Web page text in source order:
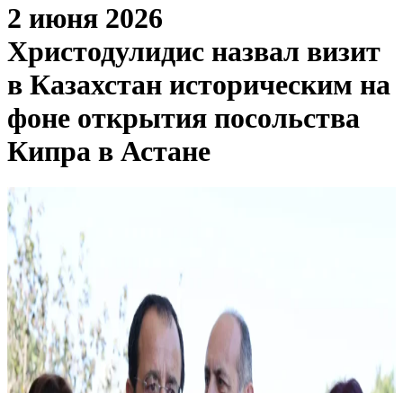
2 июня 2026
Христодулидис назвал визит
в Казахстан историческим на
фоне открытия посольства
Кипра в Астане